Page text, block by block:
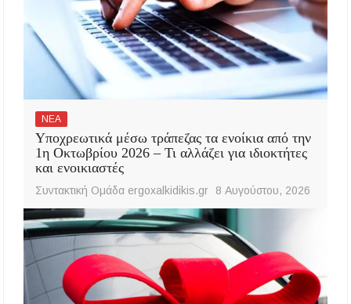
ΝΕΑ
Υποχρεωτικά μέσω τράπεζας τα ενοίκια από την
1η Οκτωβρίου 2026 – Τι αλλάζει για ιδιοκτήτες
και ενοικιαστές
Συντακτική Ομάδα ergoxalkidikis.gr 8 Αυγούστου, 2026